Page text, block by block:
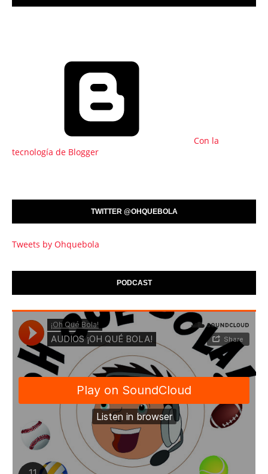
Con la
tecnología de Blogger
TWITTER @OHQUEBOLA
Tweets by Ohquebola
PODCAST